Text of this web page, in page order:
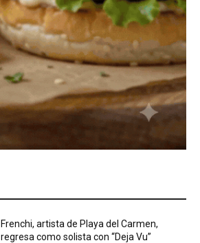
Frenchi, artista de Playa del Carmen,
regresa como solista con “Deja Vu”